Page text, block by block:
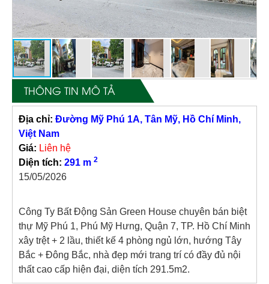
THÔNG TIN MÔ TẢ
Địa chỉ: Đường Mỹ Phú 1A, Tân Mỹ, Hồ Chí Minh,
Việt Nam
Giá: Liên hệ
Diện tích: 291 m 2
15/05/2026
Công Ty Bất Động Sản Green House chuyên bán biệt
thự Mỹ Phú 1, Phú Mỹ Hưng, Quận 7, TP. Hồ Chí Minh
xây trệt + 2 lầu, thiết kế 4 phòng ngủ lớn, hướng Tây
Bắc + Đông Bắc, nhà đẹp mới trang trí có đầy đủ nội
thất cao cấp hiện đại, diện tích 291.5m2.